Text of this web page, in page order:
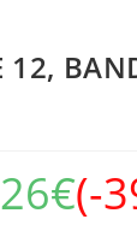
12,
€(-